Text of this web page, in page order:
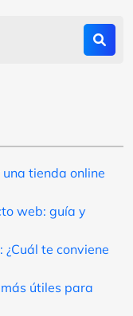
tienda online
web: guía y
te conviene
útiles para